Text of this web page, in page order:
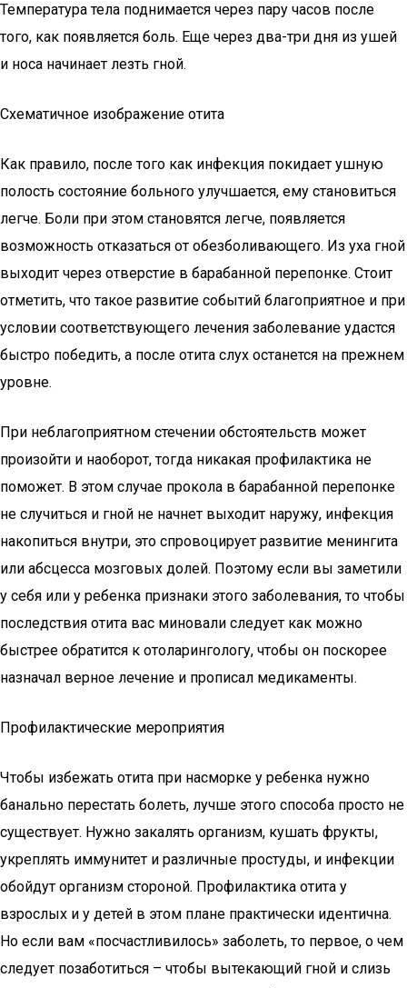
Температура тела поднимается через пару часов после
того, как появляется боль. Еще через два-три дня из ушей
и носа начинает лезть гной.
Схематичное изображение отита
Как правило, после того как инфекция покидает ушную
полость состояние больного улучшается, ему становиться
легче. Боли при этом становятся легче, появляется
возможность отказаться от обезболивающего. Из уха гной
выходит через отверстие в барабанной перепонке. Стоит
отметить, что такое развитие событий благоприятное и при
условии соответствующего лечения заболевание удастся
быстро победить, а после отита слух останется на прежнем
уровне.
При неблагоприятном стечении обстоятельств может
произойти и наоборот, тогда никакая профилактика не
поможет. В этом случае прокола в барабанной перепонке
не случиться и гной не начнет выходит наружу, инфекция
накопиться внутри, это спровоцирует развитие менингита
или абсцесса мозговых долей. Поэтому если вы заметили
у себя или у ребенка признаки этого заболевания, то чтобы
последствия отита вас миновали следует как можно
быстрее обратится к отоларингологу, чтобы он поскорее
назначал верное лечение и прописал медикаменты.
Профилактические мероприятия
Чтобы избежать отита при насморке у ребенка нужно
банально перестать болеть, лучше этого способа просто не
существует. Нужно закалять организм, кушать фрукты,
укреплять иммунитет и различные простуды, и инфекции
обойдут организм стороной. Профилактика отита у
взрослых и у детей в этом плане практически идентична.
Но если вам «посчастливилось» заболеть, то первое, о чем
следует позаботиться – чтобы вытекающий гной и слизь